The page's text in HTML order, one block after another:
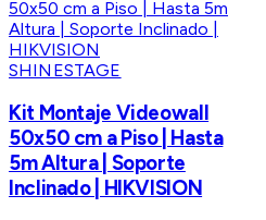
SHINESTAGE
Kit Montaje Videowall
50x50 cm a Piso | Hasta
5m Altura | Soporte
Inclinado | HIKVISION